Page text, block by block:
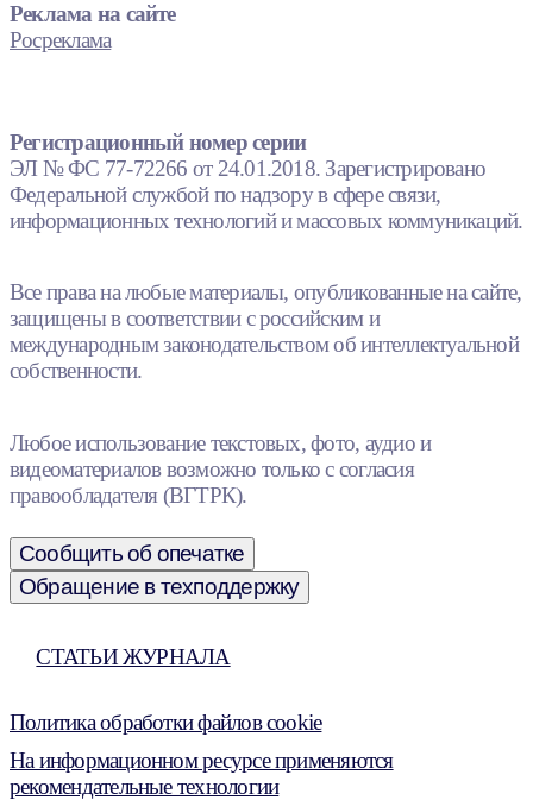
Реклама на сайте
Росреклама
Регистрационный номер серии
ЭЛ № ФС 77-72266 от 24.01.2018. Зарегистрировано
Федеральной службой по надзору в сфере связи,
информационных технологий и массовых коммуникаций.
Все права на любые материалы, опубликованные на сайте,
защищены в соответствии с российским и
международным законодательством об интеллектуальной
собственности.
Любое использование текстовых, фото, аудио и
видеоматериалов возможно только с согласия
правообладателя (ВГТРК).
Сообщить об опечатке
Обращение в техподдержку
СТАТЬИ ЖУРНАЛА
Политика обработки файлов cookie
На информационном ресурсе применяются
рекомендательные технологии